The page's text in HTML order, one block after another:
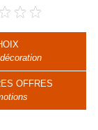
OFFRES